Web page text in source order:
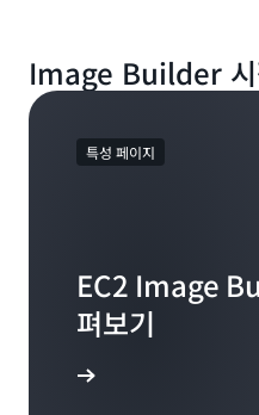
Image Builder
특성 페이지
EC2 Image
펴보기